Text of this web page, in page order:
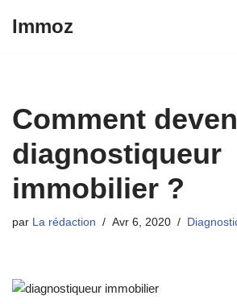
Immoz
Comment
diagnostiqueur
immobilier ?
par La rédaction Avr 6, 2020